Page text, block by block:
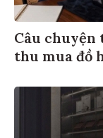
Câu chuyện
thu mua đồ